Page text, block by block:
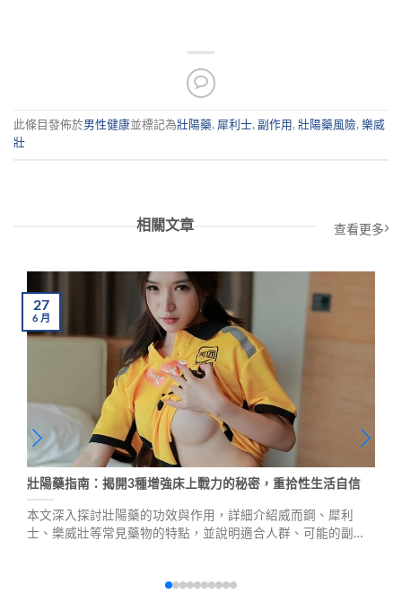
此條目發佈於男性健康並標記為壯陽藥, 犀利士, 副作用 , 壯陽藥風險, 樂威
壯
相關文章 查看更多
壯陽藥指南：揭開3種增強床上戰力的秘密，重拾性生活自信
本文深入探討壯陽藥的功效與作用，詳細介紹威而鋼、犀利
士、樂威壯等常見藥物的特點，並說明適合人群、可能的副作
27
6月